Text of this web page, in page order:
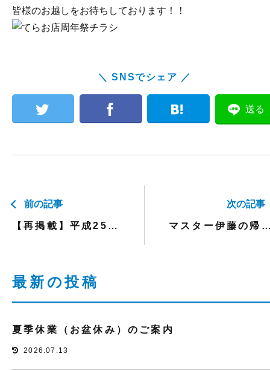
皆様のお越しをお待ちしております！！
＼ SNSでシェア ／
送る
前の記事
【再掲載】平成25年度 福祉用具専門相談員指定講習会案内
次の記事
マスター伊藤の帰ってからすぐに使える実践セミナー 【
最新の投稿
夏季休業（お盆休み）のご案内
2026.07.13